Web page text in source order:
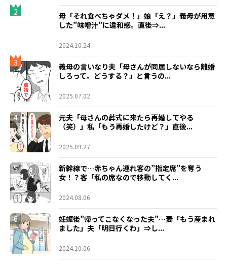
2
母「それ食べちゃダメ！」娘「え？」義母が用意
した”味噌汁”に違和感。直後⇒...
2024.10.24
3
義母の言いなり夫「母さんが同居しないなら離婚
しろって。どうする？」と言うの...
2025.07.02
4
元夫「母さんの葬式に来たら再婚してやる
（笑）」私「もう再婚したけど？」直後...
2025.09.27
5
新幹線で…赤ちゃん連れ客の”指定席”を奪う
女！？客「私の席なので移動してく...
2024.08.06
6
妊娠後”帰ってこなくなった夫”…妻「もう産まれ
ました」夫「明日行くわ」⇒し...
2024.10.06